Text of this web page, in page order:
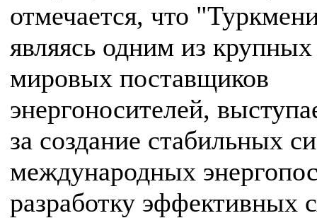
отмечается, что
являясь одним из крупных
мировых поставщиков
энергоносителей,
за создание стабильных
международных
разработку эффективных